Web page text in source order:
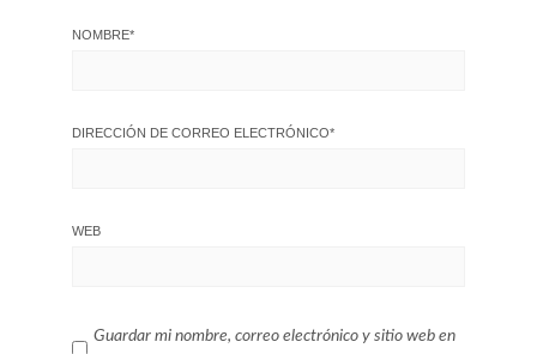
NOMBRE*
DIRECCIÓN DE CORREO ELECTRÓNICO*
WEB
Guardar mi nombre, correo electrónico y sitio web en